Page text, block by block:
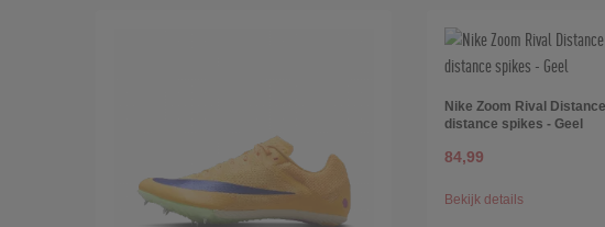
Nike Zoom Rival
distance spikes - Geel
84,99
Bekijk details